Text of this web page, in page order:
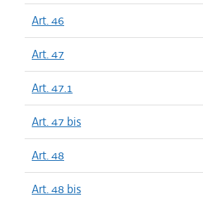
Art. 46
Art. 47
Art. 47.1
Art. 47 bis
Art. 48
Art. 48 bis